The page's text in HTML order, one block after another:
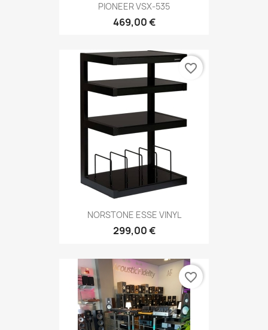
PIONEER VSX-535
469,00 €
NORSTONE ESSE VINYL
299,00 €
favorite_border
favorite_border